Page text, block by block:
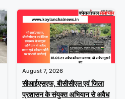
August 7, 2026
सीआईएसएफ, बीसीसीएल एवं जिला
प्रशासन के संयुक्त अभियान से अवैध